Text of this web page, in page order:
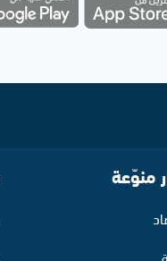
منوّعة